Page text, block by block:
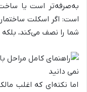
به‌صرفه‌تر است یا
است: اگر اسکلت
شما را نصف می‌کند،
اما نکته‌ای که اغلب